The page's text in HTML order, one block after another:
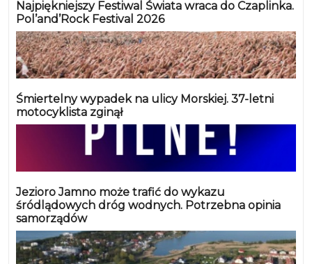
Najpiękniejszy Festiwal Świata wraca do Czaplinka.
Pol’and’Rock Festival 2026
Śmiertelny wypadek na ulicy Morskiej. 37-letni
motocyklista zginął
Jezioro Jamno może trafić do wykazu
śródlądowych dróg wodnych. Potrzebna opinia
samorządów